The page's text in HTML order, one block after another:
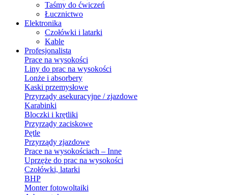
Taśmy do ćwiczeń
Łucznictwo
Elektronika
Czołówki i latarki
Kable
Profesjonalista
Prace na wysokości
Liny do prac na wysokości
Lonże i absorbery
Kaski przemysłowe
Przyrządy asekuracyjne / zjazdowe
Karabinki
Bloczki i krętliki
Przyrządy zaciskowe
Pętle
Przyrządy zjazdowe
Prace na wysokościach – Inne
Uprzęże do prac na wysokości
Czołówki, latarki
BHP
Monter fotowoltaiki